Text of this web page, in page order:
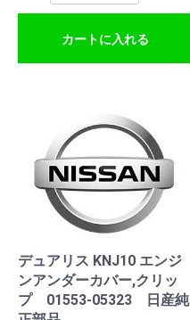
カートに入れる
デュアリス KNJ10 エンジ
ンアンダーカバー,クリッ
プ 01553-05323 日産純